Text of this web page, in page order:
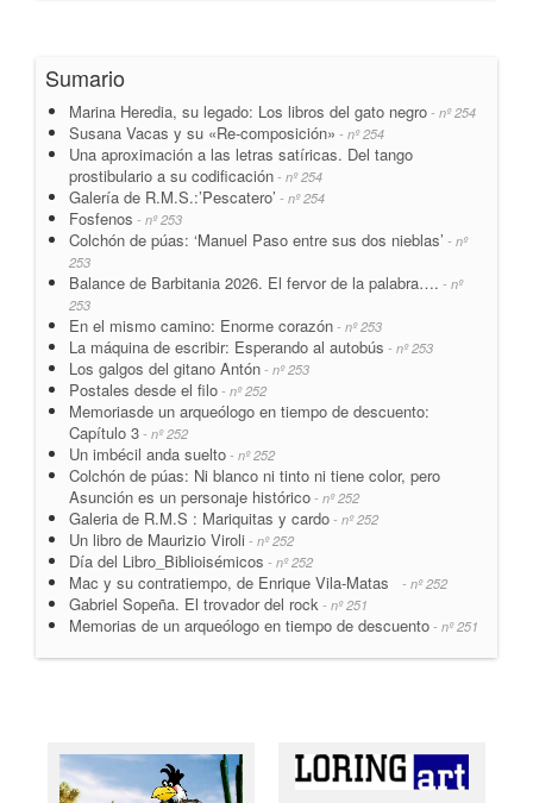
Sumario
Marina Heredia, su legado: Los libros del gato negro - nº 254
Susana Vacas y su «Re-composición» - nº 254
Una aproximación a las letras satíricas. Del tango
prostibulario a su codificación - nº 254
Galería de R.M.S.:’Pescatero’ - nº 254
Fosfenos - nº 253
Colchón de púas: ‘Manuel Paso entre sus dos nieblas’ - nº
253
Balance de Barbitania 2026. El fervor de la palabra…. - nº
253
En el mismo camino: Enorme corazón - nº 253
La máquina de escribir: Esperando al autobús - nº 253
Los galgos del gitano Antón - nº 253
Postales desde el filo - nº 252
Memoriasde un arqueólogo en tiempo de descuento:
Capítulo 3 - nº 252
Un imbécil anda suelto - nº 252
Colchón de púas: Ni blanco ni tinto ni tiene color, pero
Asunción es un personaje histórico - nº 252
Galeria de R.M.S : Mariquitas y cardo - nº 252
Un libro de Maurizio Viroli - nº 252
Día del Libro_Biblioisémicos - nº 252
Mac y su contratiempo, de Enrique Vila-Matas - nº 252
Gabriel Sopeña. El trovador del rock - nº 251
Memorias de un arqueólogo en tiempo de descuento - nº 251